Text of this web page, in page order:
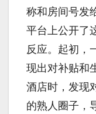
称和房间号发
平台上公开了
反应。起初，
现出对补贴和
酒店时，发现
的熟人圈子，